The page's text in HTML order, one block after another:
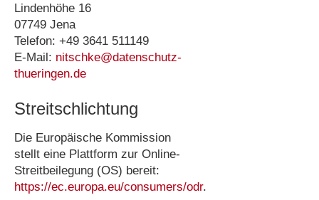
Lindenhöhe 16
07749 Jena
Telefon: +49 3641 511149
E-Mail: nitschke@datenschutz-
thueringen.de
Streitschlichtung
Die Europäische Kommission
stellt eine Plattform zur Online-
Streitbeilegung (OS) bereit:
https://ec.europa.eu/consumers/odr.